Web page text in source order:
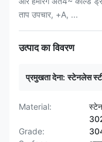
ताप उपचार, +A, ...
उत्पाद का विवरण
प्रमुखता देना: स्टेनलेस
Material:
Grade: